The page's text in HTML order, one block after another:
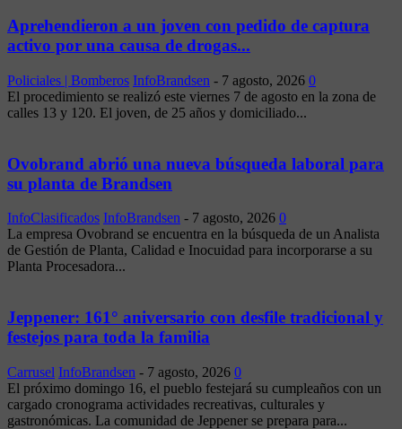
Aprehendieron a un joven con pedido de captura
activo por una causa de drogas...
Policiales | Bomberos InfoBrandsen - 7 agosto, 2026 0
El procedimiento se realizó este viernes 7 de agosto en la zona de
calles 13 y 120. El joven, de 25 años y domiciliado...
Ovobrand abrió una nueva búsqueda laboral para
su planta de Brandsen
InfoClasificados InfoBrandsen - 7 agosto, 2026 0
La empresa Ovobrand se encuentra en la búsqueda de un Analista
de Gestión de Planta, Calidad e Inocuidad para incorporarse a su
Planta Procesadora...
Jeppener: 161° aniversario con desfile tradicional y
festejos para toda la familia
Carrusel InfoBrandsen - 7 agosto, 2026 0
El próximo domingo 16, el pueblo festejará su cumpleaños con un
cargado cronograma actividades recreativas, culturales y
gastronómicas. La comunidad de Jeppener se prepara para...